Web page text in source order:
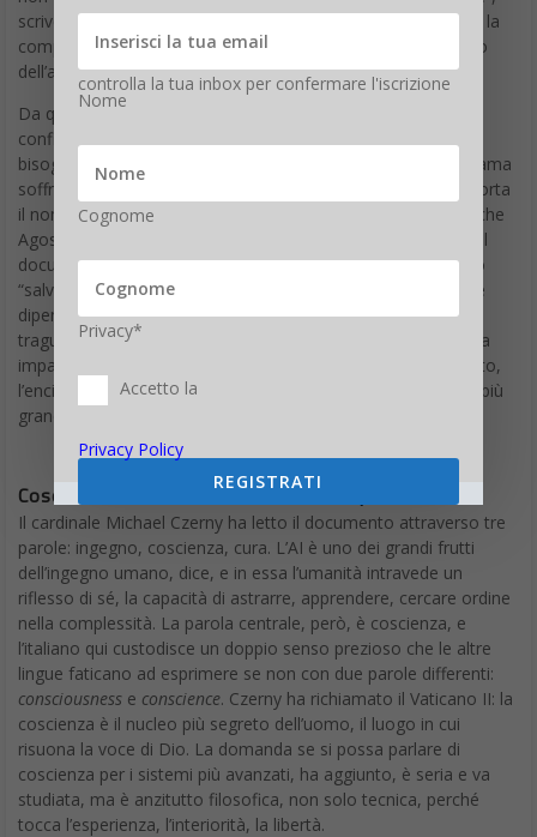
scrive Leone XIV. È nella nostra finitezza che trovano spazio la
compassione, la generosità, l’inquietudine davanti al bisogno
dell’altro.
Da qui l’affondo contro la mistica del potenziamento senza
confini: per sopprimere del tutto il dolore, avverte il testo,
bisognerebbe in fondo spegnere anche l’amore, perché chi ama
soffre sempre. Il vero “oltre”, il vero “più che umano”, non porta
il nome della tecnica, porta il nome della grazia. È la parola che
Agostino ci ha insegnato ad assaporare, ed è il punto in cui il
documento ribalta il vocabolario delle Big Tech: non saremo
“salvati” dall’AI né dal transumanesimo, che generano nuove
dipendenze, esclusioni e disuguaglianze travestendole da
traguardi salvifici. Non è un caso che, quando una tecnologia
impara a
e a riempire ogni vuoto,
l’enciclica chieda di riconoscere che il cuore dell’uomo resta più
grande di qualsiasi prodotto.
Coscienza e la confessione di Christopher Olah
Il cardinale Michael Czerny ha letto il documento attraverso tre
parole: ingegno, coscienza, cura. L’AI è uno dei grandi frutti
dell’ingegno umano, dice, e in essa l’umanità intravede un
riflesso di sé, la capacità di astrarre, apprendere, cercare ordine
nella complessità. La parola centrale, però, è coscienza, e
l’italiano qui custodisce un doppio senso prezioso che le altre
lingue faticano ad esprimere se non con due parole differenti:
consciousness e conscience. Czerny ha richiamato il Vaticano II: la
coscienza è il nucleo più segreto dell’uomo, il luogo in cui
risuona la voce di Dio. La domanda se si possa parlare di
coscienza per i sistemi più avanzati, ha aggiunto, è seria e va
studiata, ma è anzitutto filosofica, non solo tecnica, perché
tocca l’esperienza, l’interiorità, la libertà.
controlla la tua inbox per confermare l'iscrizione
Nome
Cognome
Privacy*
Accetto la
Privacy Policy
REGISTRATI